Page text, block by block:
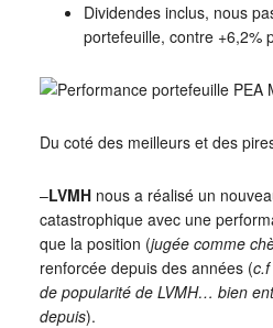
Dividendes inclus, nous
portefeuille, contre +6,2%
Du coté des meilleurs et des
–LVMHnous a réalisé un
catastrophique avec une
que la position (jugée comme
renforcée depuis des années (c.f
de popularité de LVMH… bien
depuis).